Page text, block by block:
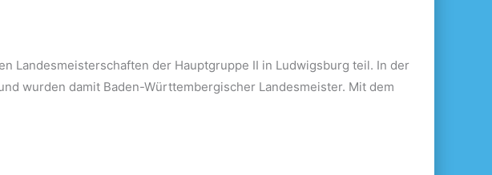
Landesmeisterschaften der Hauptgruppe II in Ludwigsburg teil. In der
wurden damit Baden-Württembergischer Landesmeister. Mit dem